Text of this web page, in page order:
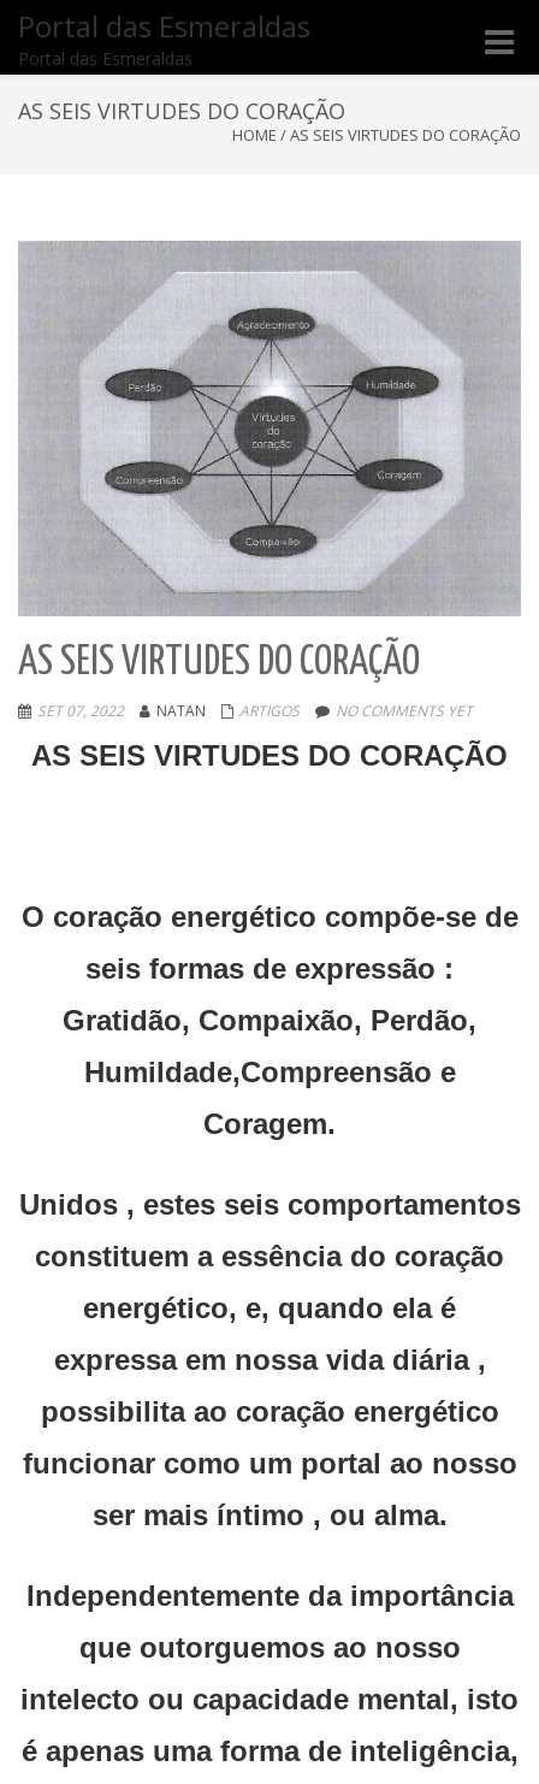
Portal das Esmeraldas
Portal das Esmeraldas
Toggle
AS SEIS VIRTUDES DO CORAÇÃO
HOME /AS SEIS VIRTUDES DO CORAÇÃO
AS SEIS VIRTUDES DO CORAÇÃO
SET 07, 2022 NATAN ARTIGOS NO COMMENTS YET
AS SEIS VIRTUDES DO CORAÇÃO
O coração energético compõe-se de
seis formas de expressão :
Gratidão, Compaixão, Perdão,
Humildade,Compreensão e
Coragem.
Unidos , estes seis comportamentos
constituem a essência do coração
energético, e, quando ela é
expressa em nossa vida diária ,
possibilita ao coração energético
funcionar como um portal ao nosso
ser mais íntimo , ou alma.
Independentemente da importância
que outorguemos ao nosso
intelecto ou capacidade mental, isto
é apenas uma forma de inteligência,